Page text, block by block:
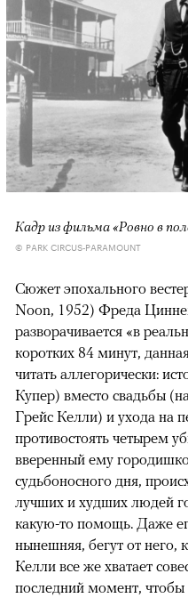
Кадр из фильма «Ровно в
© PARK CIRCUS-PARAMOUNT
Сюжет эпохального
Noon, 1952) Фреда
разворачивается «в
коротких 84 минут,
читать аллегорически:
Купер) вместо свадьбы
Грейс Келли) и ухода на
противостоять четырем
вверенный ему
судьбоносного дня,
лучших и худших людей
какую-то помощь. Даже
нынешняя, бегут от него,
Келли все же хватает
последний момент, чтобы